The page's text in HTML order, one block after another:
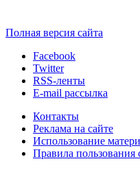
Полная версия сайта
Facebook
Twitter
RSS-ленты
E-mail рассылка
Контакты
Реклама на сайте
Использование
Правила пользования